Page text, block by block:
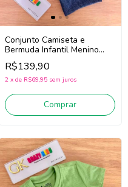
Conjunto Camiseta e
Bermuda Infantil Menino
Onda Marinha 1263070
(Verde/Marinho)
R$139,90
2 x de R$69,95 sem juros
Comprar